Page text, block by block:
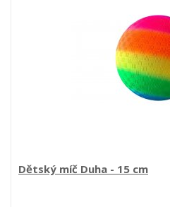
Dětský míč Duha - 15 cm